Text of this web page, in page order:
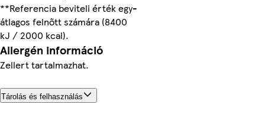
**Referencia beviteli érték egy
átlagos felnőtt számára (8400
kJ / 2000 kcal).
-
Allergén információ
Zellert tartalmazhat.
Tárolás és felhasználás